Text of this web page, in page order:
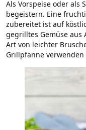
Als Vorspeise oder als
begeistern. Eine
zubereitet ist auf
gegrilltes Gemüse aus
Art von leichter
Grillpfanne